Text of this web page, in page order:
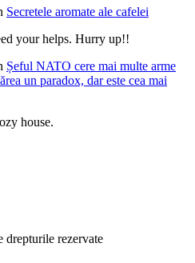
Secretele aromate ale cafelei
your helps. Hurry up!!
Șeful NATO cere mai multe arme
un paradox, dar este cea mai
house.
drepturile rezervate